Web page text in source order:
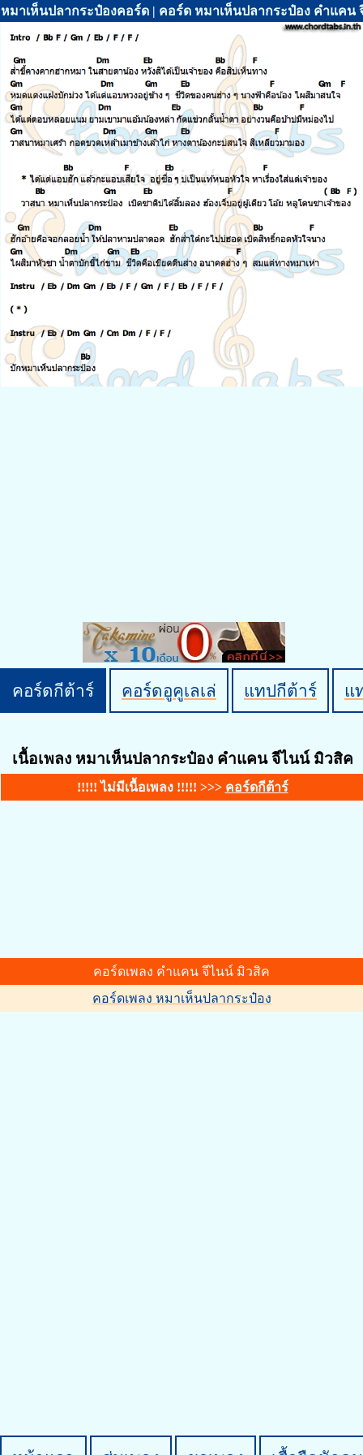
หมาเห็นปลากระป๋องคอร์ด | คอร์ด หมาเห็นปลากระป๋อง คำแคน
คอร์ดกีต้าร์ คอร์ดอูคูเลเล่ แทปกีต้าร์ แ
เนื้อเพลง หมาเห็นปลากระป๋อง คำแคน จีไนน์ มิวสิค
!!!!! ไม่มีเนื้อเพลง !!!!! >>> คอร์ดกีต้าร์
คอร์ดเพลง คำแคน จีไนน์ มิวสิค
คอร์ดเพลง หมาเห็นปลากระป๋อง